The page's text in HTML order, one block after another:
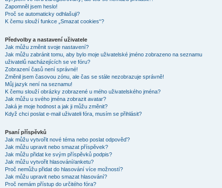
Zapomněl jsem heslo!
Proč se automaticky odhlašuji?
K čemu slouží funkce „Smazat cookies“?
Předvolby a nastavení uživatele
Jak můžu změnit svoje nastavení?
Jak můžu zabránit tomu, aby bylo moje uživatelské jméno zobrazeno na seznamu
uživatelů nacházejících se ve fóru?
Zobrazení časů není správné!
Změnil jsem časovou zónu, ale čas se stále nezobrazuje správně!
Můj jazyk není na seznamu!
K čemu slouží obrázky zobrazené u mého uživatelského jména?
Jak můžu u svého jména zobrazit avatar?
Jaká je moje hodnost a jak ji můžu změnit?
Když chci poslat e-mail uživateli fóra, musím se přihlásit?
Psaní příspěvků
Jak můžu vytvořit nové téma nebo poslat odpověď?
Jak můžu upravit nebo smazat příspěvek?
Jak můžu přidat ke svým příspěvků podpis?
Jak můžu vytvořit hlasování/anketu?
Proč nemůžu přidat do hlasování více možností?
Jak můžu upravit nebo smazat hlasování?
Proč nemám přístup do určitého fóra?